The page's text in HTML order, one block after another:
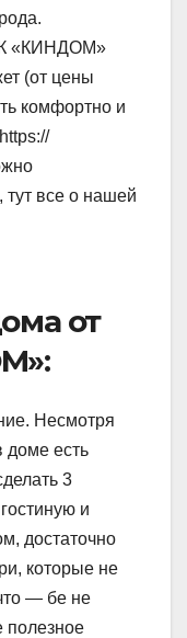
«КИНДОМ»
(от цены
комфортно и
все о нашей
от
Несмотря
есть
3
и
достаточно
которые не
— бе не
полезное